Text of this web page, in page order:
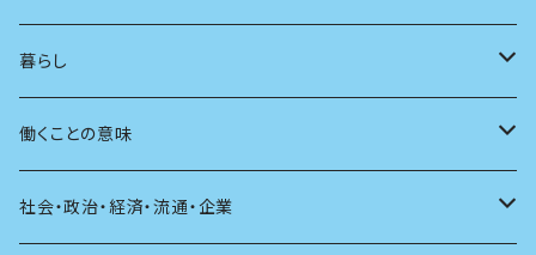
アンソロジー
自伝・伝記
インテリア
ファッション
建築
ラジオ
マガジン
その他
大人も楽しい絵本
海外絵本
童話
女性作家
その他
フェミニズム
カウンセリング
人間関係
暮らし
料理
育児
働くことの意味
仕事のヒント
社会・政治・経済・流通・企業